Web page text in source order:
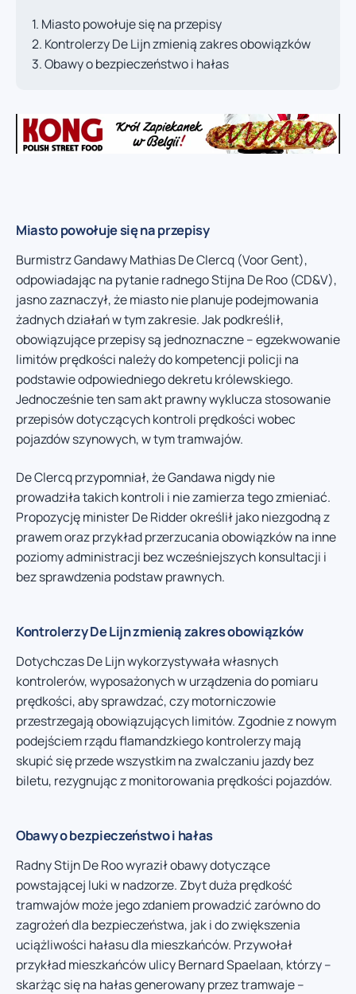
Miasto powołuje się na przepisy
Kontrolerzy De Lijn zmienią zakres obowiązków
Obawy o bezpieczeństwo i hałas
Miasto powołuje się na przepisy
Burmistrz Gandawy Mathias De Clercq (Voor Gent),
odpowiadając na pytanie radnego Stijna De Roo (CD&V),
jasno zaznaczył, że miasto nie planuje podejmowania
żadnych działań w tym zakresie. Jak podkreślił,
obowiązujące przepisy są jednoznaczne – egzekwowanie
limitów prędkości należy do kompetencji policji na
podstawie odpowiedniego dekretu królewskiego.
Jednocześnie ten sam akt prawny wyklucza stosowanie
przepisów dotyczących kontroli prędkości wobec
pojazdów szynowych, w tym tramwajów.
De Clercq przypomniał, że Gandawa nigdy nie
prowadziła takich kontroli i nie zamierza tego zmieniać.
Propozycję minister De Ridder określił jako niezgodną z
prawem oraz przykład przerzucania obowiązków na inne
poziomy administracji bez wcześniejszych konsultacji i
bez sprawdzenia podstaw prawnych.
Kontrolerzy De Lijn zmienią zakres obowiązków
Dotychczas De Lijn wykorzystywała własnych
kontrolerów, wyposażonych w urządzenia do pomiaru
prędkości, aby sprawdzać, czy motorniczowie
przestrzegają obowiązujących limitów. Zgodnie z nowym
podejściem rządu flamandzkiego kontrolerzy mają
skupić się przede wszystkim na zwalczaniu jazdy bez
biletu, rezygnując z monitorowania prędkości pojazdów.
Obawy o bezpieczeństwo i hałas
Radny Stijn De Roo wyraził obawy dotyczące
powstającej luki w nadzorze. Zbyt duża prędkość
tramwajów może jego zdaniem prowadzić zarówno do
zagrożeń dla bezpieczeństwa, jak i do zwiększenia
uciążliwości hałasu dla mieszkańców. Przywołał
przykład mieszkańców ulicy Bernard Spaelaan, którzy –
skarżąc się na hałas generowany przez tramwaje –